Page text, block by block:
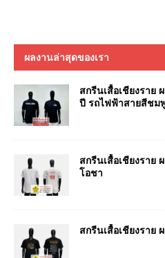
ผลงานล่าสุดของเรา
สกรีนเสื้อเชียงราย
ปี รถไฟฟ้าสายสีชม
สกรีนเสื้อเชียงราย
โอชา
สกรีนเสื้อเชียงราย